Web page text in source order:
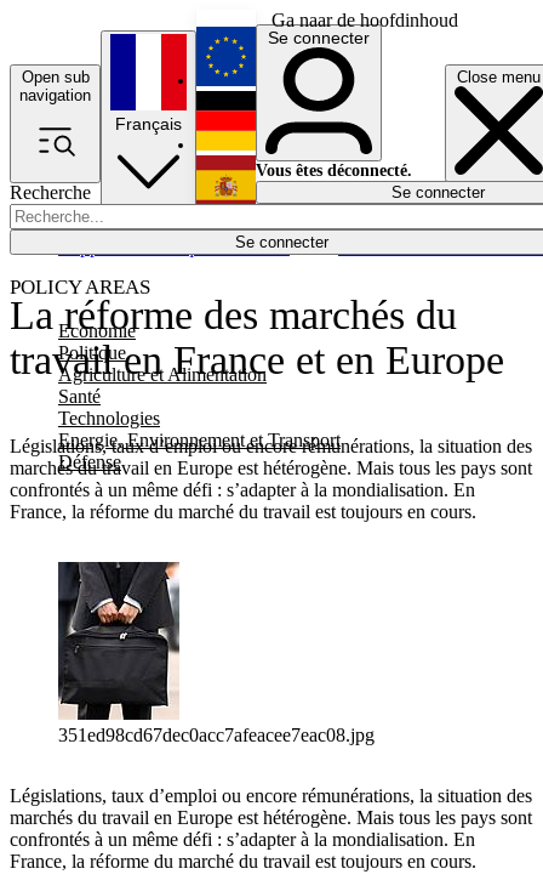
Ga naar de hoofdinhoud
Open sub
navigation
Close menu
Recherche
Se connecter
POLICY AREAS
Economie
Politique
Agriculture et Alimentation
Santé
Technologies
Energie, Environnement et Transport
Défense
Économie
Français
English
Deutsch
Español
Se connecter
Vous êtes déconnecté.
Se connecter
La réforme des marchés du
travail en France et en Europe
Législations, taux d’emploi ou encore rémunérations, la situation des
marchés du travail en Europe est hétérogène. Mais tous les pays sont
confrontés à un même défi : s’adapter à la mondialisation. En
France, la réforme du marché du travail est toujours en cours.
351ed98cd67dec0acc7afeacee7eac08.jpg
Législations, taux d’emploi ou encore rémunérations, la situation des
marchés du travail en Europe est hétérogène. Mais tous les pays sont
confrontés à un même défi : s’adapter à la mondialisation. En
France, la réforme du marché du travail est toujours en cours.